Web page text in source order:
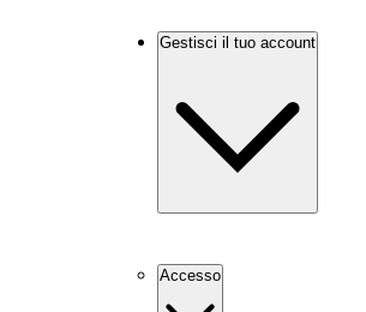
Gestisci il tuo account
Accesso